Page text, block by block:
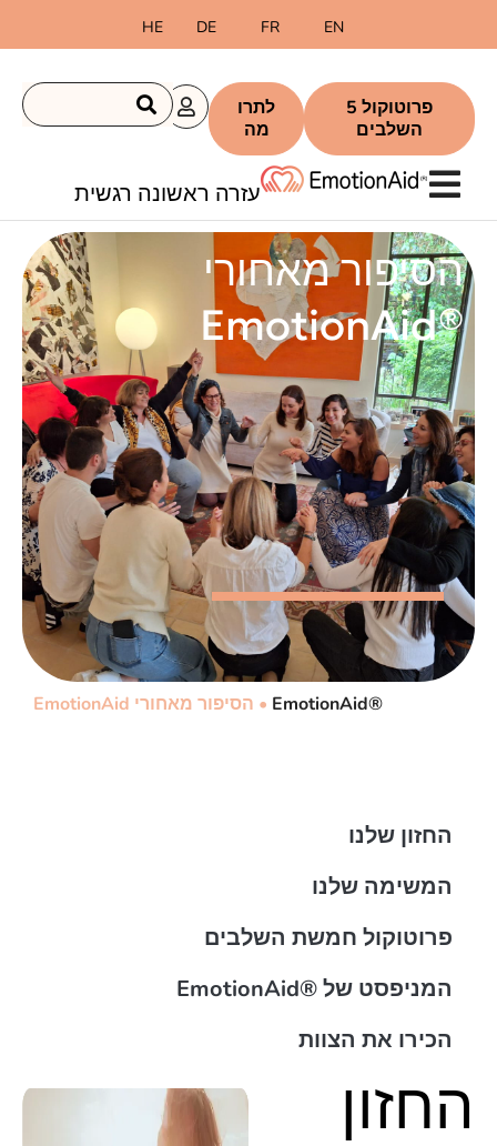
EN
FR
DE
HE
עזרה ראשונה רגשית
פרוטוקול 5
השלבים
לתרו
מה
הסיפור מאחורי
®EmotionAid
®EmotionAid
• הסיפור מאחורי EmotionAid
החזון שלנו
המשימה שלנו
פרוטוקול חמשת השלבים
המניפסט של ®EmotionAid
הכירו את הצוות
החזון